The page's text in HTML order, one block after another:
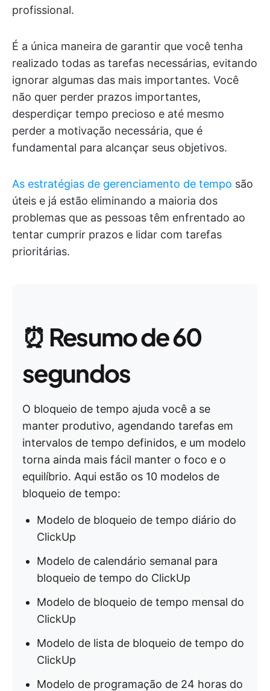
profissional.
É a única maneira de garantir que você tenha
realizado todas as tarefas necessárias, evitando
ignorar algumas das mais importantes. Você
não quer perder prazos importantes,
desperdiçar tempo precioso e até mesmo
perder a motivação necessária, que é
fundamental para alcançar seus objetivos.
As estratégias de gerenciamento de tempo são
úteis e já estão eliminando a maioria dos
problemas que as pessoas têm enfrentado ao
tentar cumprir prazos e lidar com tarefas
prioritárias.
⏰ Resumo de 60
segundos
O bloqueio de tempo ajuda você a se
manter produtivo, agendando tarefas em
intervalos de tempo definidos, e um modelo
torna ainda mais fácil manter o foco e o
equilíbrio. Aqui estão os 10 modelos de
bloqueio de tempo:
Modelo de bloqueio de tempo diário do
ClickUp
Modelo de calendário semanal para
bloqueio de tempo do ClickUp
Modelo de bloqueio de tempo mensal do
ClickUp
Modelo de lista de bloqueio de tempo do
ClickUp
Modelo de programação de 24 horas do